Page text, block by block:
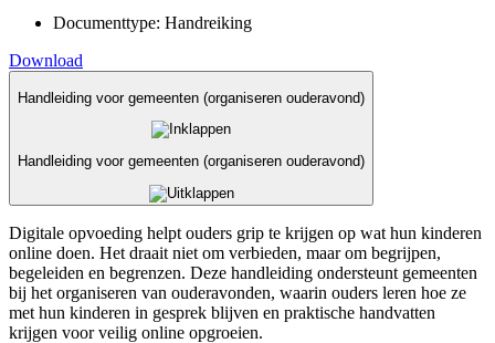
Documenttype: Handreiking
Download
Handleiding voor gemeenten (organiseren ouderavond)
Handleiding voor gemeenten (organiseren ouderavond)
Digitale opvoeding helpt ouders grip te krijgen op wat hun kinderen
online doen. Het draait niet om verbieden, maar om begrijpen,
begeleiden en begrenzen. Deze handleiding ondersteunt gemeenten
bij het organiseren van ouderavonden, waarin ouders leren hoe ze
met hun kinderen in gesprek blijven en praktische handvatten
krijgen voor veilig online opgroeien.